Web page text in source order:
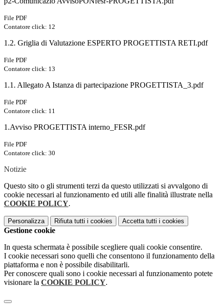
File PDF
Contatore click: 12
1.2. Griglia di Valutazione ESPERTO PROGETTISTA RETI.pdf
File PDF
Contatore click: 13
1.1. Allegato A Istanza di partecipazione PROGETTISTA_3.pdf
File PDF
Contatore click: 11
1.Avviso PROGETTISTA interno_FESR.pdf
File PDF
Contatore click: 30
Notizie
Questo sito o gli strumenti terzi da questo utilizzati si avvalgono di
cookie necessari al funzionamento ed utili alle finalità illustrate nella
COOKIE POLICY.
Personalizza Rifiuta tutti i cookies Accetta tutti i cookies
Gestione cookie
In questa schermata è possibile scegliere quali cookie consentire.
I cookie necessari sono quelli che consentono il funzionamento della
piattaforma e non è possibile disabilitarli.
Per conoscere quali sono i cookie necessari al funzionamento potete
visionare la COOKIE POLICY.